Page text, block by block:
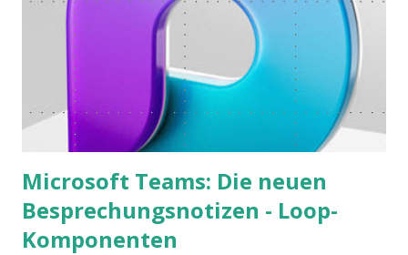
Microsoft Teams: Die neuen
Besprechungsnotizen - Loop-
Komponenten